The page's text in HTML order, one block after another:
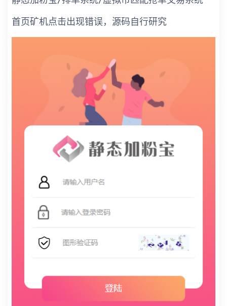
首页矿机点击出现错误，源码自行研究